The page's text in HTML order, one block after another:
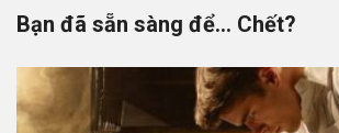
Bạn đã sẵn sàng để… Chết?